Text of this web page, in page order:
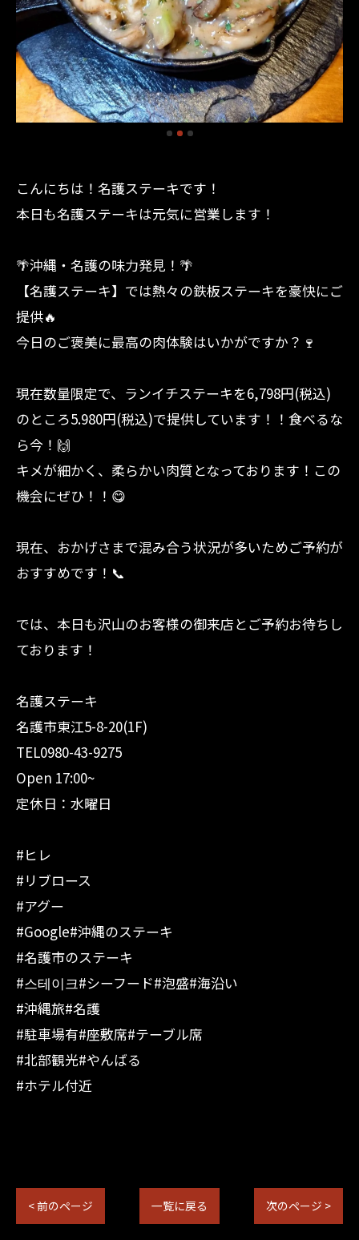
こんにちは！名護ステーキです！
本日も名護ステーキは元気に営業します！
🌴沖縄・名護の味力発見！🌴
【名護ステーキ】では熱々の鉄板ステーキを豪快にご
提供🔥
今日のご褒美に最高の肉体験はいかがですか？🍷
現在数量限定で、ランイチステーキを6,798円(税込)
のところ5.980円(税込)で提供しています！！食べるな
ら今！🙌
キメが細かく、柔らかい肉質となっております！この
機会にぜひ！！😋
現在、おかげさまで混み合う状況が多いためご予約が
おすすめです！📞
では、本日も沢山のお客様の御来店とご予約お待ちし
ております！
名護ステーキ
名護市東江5-8-20(1F)
TEL0980-43-9275
Open 17:00~
定休日：水曜日
#ヒレ
#リブロース
#アグー
#Google#沖縄のステーキ
#名護市のステーキ
#스테이크#シーフード#泡盛#海沿い
#沖縄旅#名護
#駐車場有#座敷席#テーブル席
#北部観光#やんばる
#ホテル付近
< 前のページ 一覧に戻る 次のページ >